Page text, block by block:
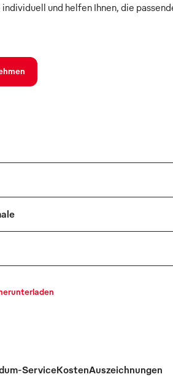
und helfen Ihnen, die
ServiceKostenAuszeichnungen